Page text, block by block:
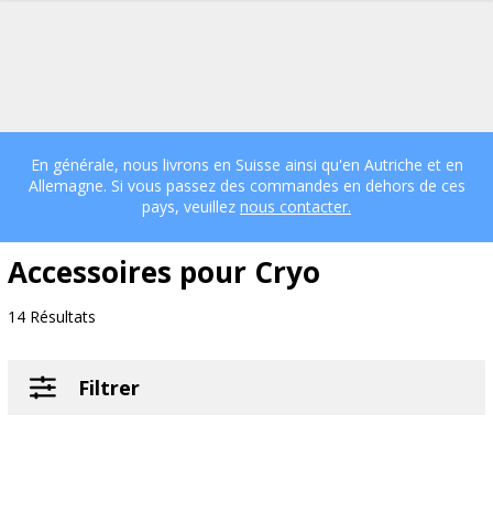
En générale, nous livrons en Suisse ainsi qu'en Autriche et en
Allemagne. Si vous passez des commandes en dehors de ces
pays, veuillez nous contacter.
Accessoires pour Cryo
14 Résultats
Filtrer